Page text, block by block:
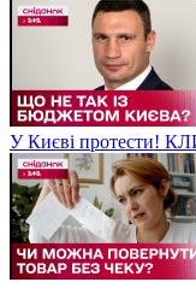
У Києві протести!